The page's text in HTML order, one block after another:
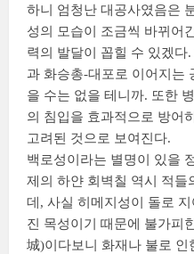
하니 엄청난 대공사였음은
성의 모습이 조금씩 바뀌어
력의 발달이 꼽힐 수 있겠
과 화승총-대포로 이어지는
을 수는 없을 테니까. 또한
의 침입을 효과적으로 방어
고려된 것으로 보여진다.
백로성이라는 별명이 있을
제의 하얀 회벽칠 역시 적들
데, 사실 히메지성이 돌로
진 목성이기 때문에 불가피
城)이다보니 화재나 불로 인